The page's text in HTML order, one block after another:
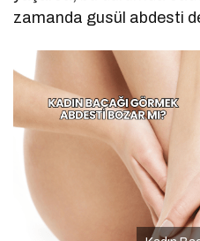
zamanda gusül abdesti